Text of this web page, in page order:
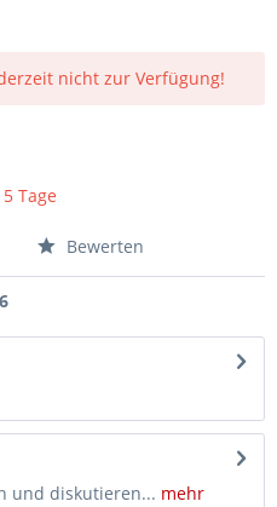
nicht zur Verfügung!
Tage
Bewerten
und diskutieren... mehr